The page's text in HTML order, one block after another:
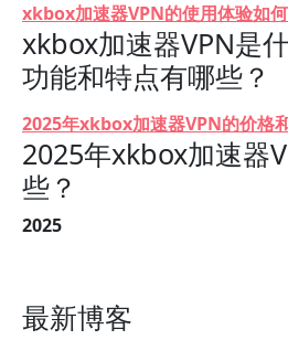
xkbox加速器VPN的使用体验如
xkbox加速器VPN是
功能和特点有哪些？
2025年xkbox加速器VPN的价格
2025年xkbox加速器
些？
2025
最新博客